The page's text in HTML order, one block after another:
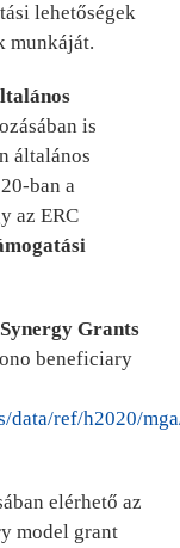
lehetőségek
munkáját.
is
általános
ban a
az ERC
Grants
beneficiary
data/ref/h2020/
elérhető az
model grant